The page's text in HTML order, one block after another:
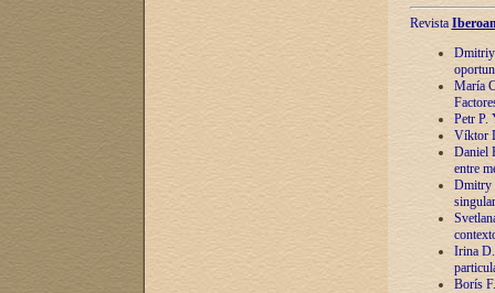
Revista
Dmitriy
María
Petr P.
Víktor
Daniel
entre
Dmitry
Irina
Borís